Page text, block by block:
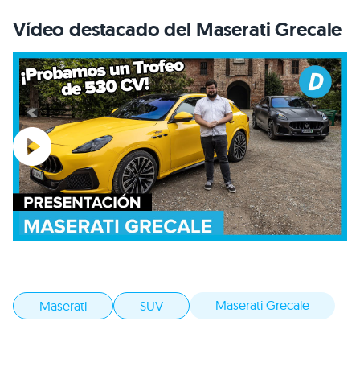
Vídeo destacado del Maserati Grecale
Maserati SUV Maserati Grecale